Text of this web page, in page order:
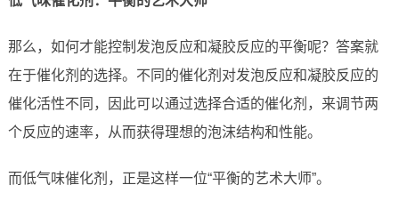
那么，如何才能控制发泡反应和凝胶反应的平衡呢？答案就
在于催化剂的选择。不同的催化剂对发泡反应和凝胶反应的
催化活性不同，因此可以通过选择合适的催化剂，来调节两
个反应的速率，从而获得理想的泡沫结构和性能。
而低气味催化剂，正是这样一位“平衡的艺术大师”。